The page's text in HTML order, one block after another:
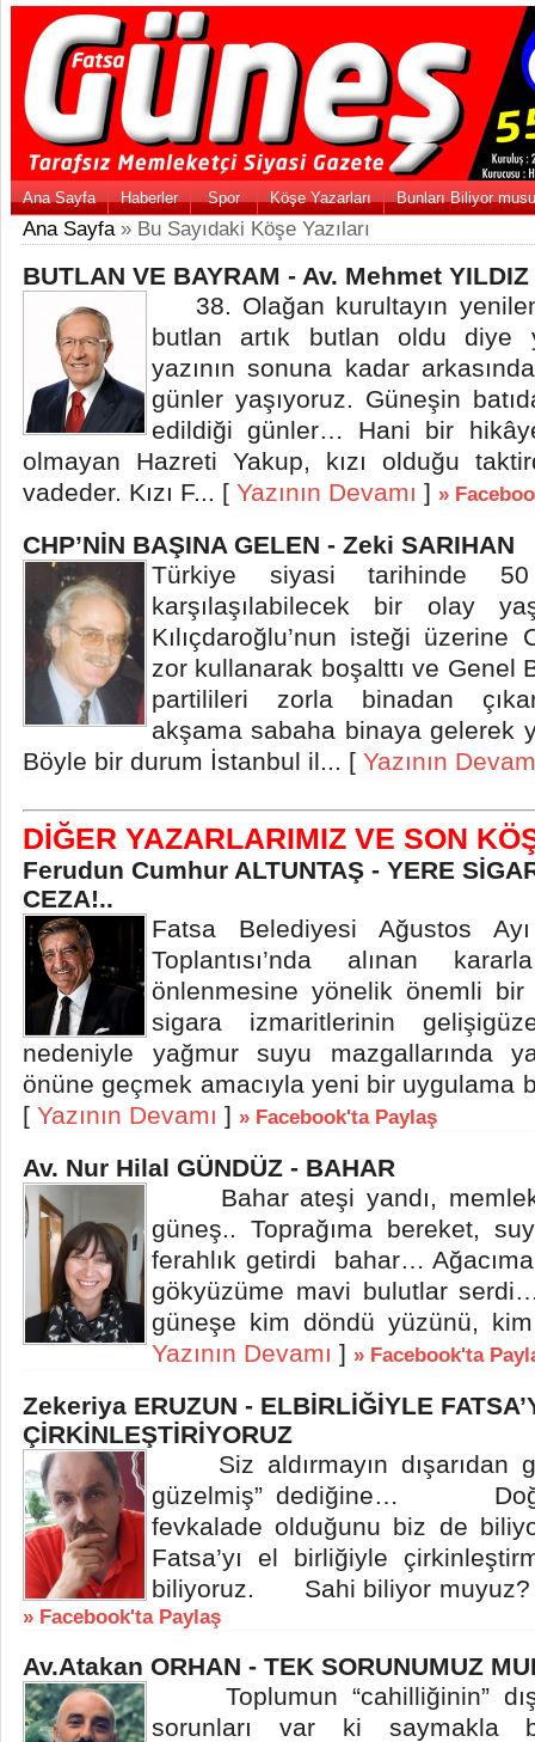
Ana Sayfa Haberler Spor Köşe Yazarları Bunları Biliyor
Ana Sayfa» Bu Sayıdaki Köşe Yazıları
BUTLAN VE BAYRAM - Av. Mehmet YILDIZ
38. Olağan kurultayın
butlan artık butlan oldu diye
yazının sonuna kadar
günler yaşıyoruz. Güneşin
edildiği günler… Hani bir
olmayan Hazreti Yakup, kızı olduğu
vadeder. Kızı F... [ Yazının Devamı ] »
CHP’NİN BAŞINA GELEN - Zeki SARIHAN
Türkiye siyasi tarihinde
karşılaşılabilecek bir olay
Kılıçdaroğlu’nun isteği üzerine
zor kullanarak boşalttı ve Genel
partilileri zorla binadan
akşama sabaha binaya gelerek
Böyle bir durum İstanbul il... [ Yazının
DİĞER YAZARLARIMIZ VE SON
Ferudun Cumhur ALTUNTAŞ - YERE
CEZA!..
Fatsa Belediyesi Ağustos
Toplantısı’nda alınan
önlenmesine yönelik önemli bir
sigara izmaritlerinin
nedeniyle yağmur suyu mazgallarında
önüne geçmek amacıyla yeni bir uygulama
[ Yazının Devamı ] » Facebook'ta Paylaş
Av. Nur Hilal GÜNDÜZ - BAHAR
Bahar ateşi yandı,
güneş.. Toprağıma bereket,
ferahlık getirdi bahar…
gökyüzüme mavi bulutlar
güneşe kim döndü yüzünü,
Yazının Devamı ] » Facebook'ta
Zekeriya ERUZUN - ELBİRLİĞİYLE
ÇİRKİNLEŞTİRİYORUZ
Siz aldırmayın dışarıdan
güzelmiş” dediğine…
fevkalade olduğunu biz de
Fatsa’yı el birliğiyle
biliyoruz. Sahi biliyor
» Facebook'ta Paylaş
Av.Atakan ORHAN - TEK SORUNUMUZ
Toplumun “cahilliğinin”
sorunları var ki saymakla